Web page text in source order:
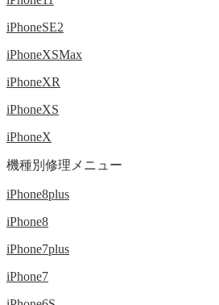
iPhoneSE2
iPhoneXSMax
iPhoneXR
iPhoneXS
iPhoneX
機種別修理メニュー
iPhone8plus
iPhone8
iPhone7plus
iPhone7